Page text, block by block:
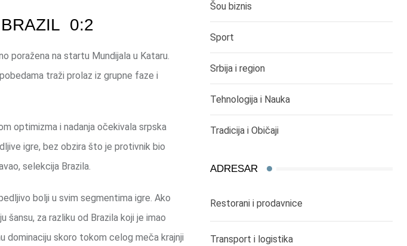
BRAZIL 0:2
poražena na startu Mundijala u Kataru.
traži prolaz iz grupne faze i
optimizma i nadanja očekivala srpska
igre, bez obzira što je protivnik bio
selekcija Brazila.
bolji u svim segmentima igre. Ako
za razliku od Brazila koji je imao
dominaciju skoro tokom celog meča krajnji
Šou biznis
Sport
Srbija i region
Tehnologija i Nauka
Tradicija i Običaji
ADRESAR
Restorani i prodavnice
Transport i logistika